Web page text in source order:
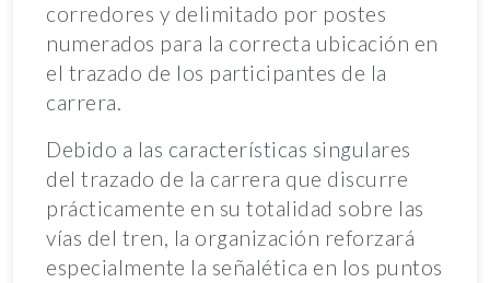
corredores y delimitado por postes
numerados para la correcta ubicación en
el trazado de los participantes de la
carrera.
Debido a las características singulares
del trazado de la carrera que discurre
prácticamente en su totalidad sobre las
vías del tren, la organización reforzará
especialmente la señalética en los puntos